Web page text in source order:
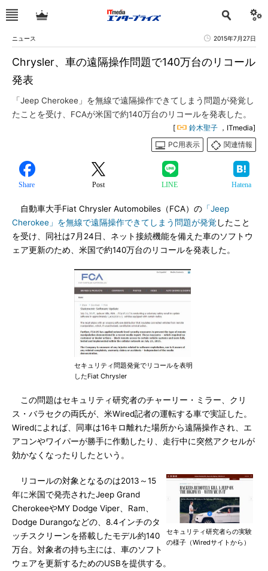
ニュース 2015年7月27日
Chrysler、車の遠隔操作問題で140万台のリコール
発表
「Jeep Cherokee」を無線で遠隔操作できてしまう問題が発覚し
たことを受け、FCAが米国で約140万台のリコールを発表した。
[ 鈴木聖子 ，ITmedia]
PC用表示
関連情報
Share Post LINE Hatena
自動車大手Fiat Chrysler Automobiles（FCA）の 「Jeep
Cherokee」を無線で遠隔操作できてしまう問題が発覚 したこと
を受け、同社は7月24日、ネット接続機能を備えた車のソフトウ
ェア更新のため、米国で約140万台のリコールを発表した。
セキュリティ問題発覚でリコールを表明
したFiat Chrysler
この問題はセキュリティ研究者のチャーリー・ミラー、クリ
ス・バラセクの両氏が、米Wired記者の運転する車で実証した。
Wiredによれば、同車は16キロ離れた場所から遠隔操作され、エ
アコンやワイパーが勝手に作動したり、走行中に突然アクセルが
効かなくなったりしたという。
セキュリティ研究者らの実験
の様子（Wiredサイトから）
リコールの対象となるのは2013～15
年に米国で発売されたJeep Grand
CherokeeやMY Dodge Viper、Ram、
Dodge Durangoなどの、8.4インチのタ
ッチスクリーンを搭載したモデル約140
万台。対象者の持ち主には、車のソフト
ウェアを更新するためのUSBを提供する。